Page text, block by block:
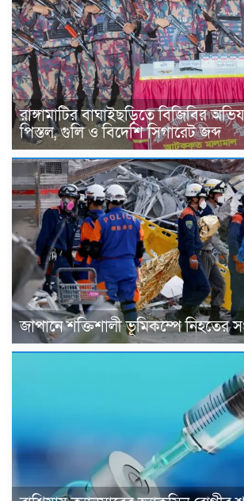
রাঙ্গামাটির বাঘাইছড়িতে বিজিবির
পিস্তল, গুলি ও বিদেশি সিগারেট জব্দ
জাপানে শক্তিশালী ভূমিকম্পে নিহতের